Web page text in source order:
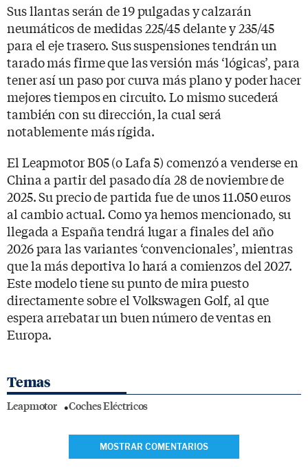
Sus llantas serán de 19 pulgadas y calzarán
neumáticos de medidas 225/45 delante y 235/45
para el eje trasero. Sus suspensiones tendrán un
tarado más firme que las versión más ‘lógicas’, para
tener así un paso por curva más plano y poder hacer
mejores tiempos en circuito. Lo mismo sucederá
también con su dirección, la cual será
notablemente más rígida.
El Leapmotor B05 (o Lafa 5) comenzó a venderse en
China a partir del pasado día 28 de noviembre de
2025. Su precio de partida fue de unos 11.050 euros
al cambio actual. Como ya hemos mencionado, su
llegada a España tendrá lugar a finales del año
2026 para las variantes ‘convencionales’, mientras
que la más deportiva lo hará a comienzos del 2027.
Este modelo tiene su punto de mira puesto
directamente sobre el Volkswagen Golf, al que
espera arrebatar un buen número de ventas en
Europa.
Temas
Leapmotor Coches Eléctricos
MOSTRAR COMENTARIOS